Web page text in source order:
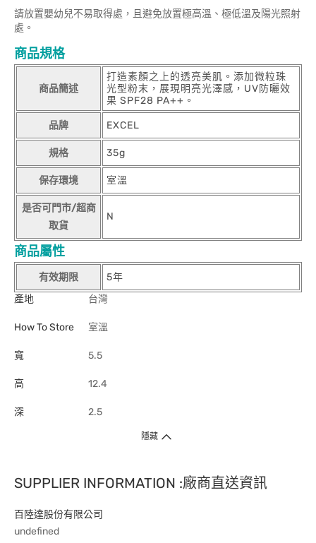
請放置嬰幼兒不易取得處，且避免放置極高溫、極低溫及陽光照射
處。
商品規格
商品簡述
打造素顏之上的透亮美肌。添加微粒珠
光型粉末，展現明亮光澤感，UV防曬效
果 SPF28 PA++。
品牌 EXCEL
規格 35g
保存環境 室溫
是否可門市/超商
取貨
N
商品屬性
有效期限
5年
產地
台灣
How To Store 室溫
寬 5.5
高 12.4
深 2.5
隱藏
SUPPLIER INFORMATION :廠商直送資訊
百陸達股份有限公司
undefined